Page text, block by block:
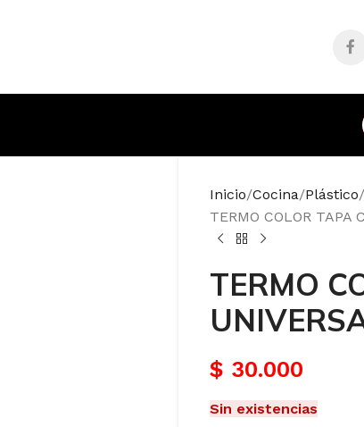
Inicio Cocina Plástico
TERMO COLOR TAPA
TERMO
$ 30.000
Sin existencias